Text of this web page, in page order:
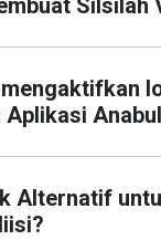
Silsilah
Alternatif